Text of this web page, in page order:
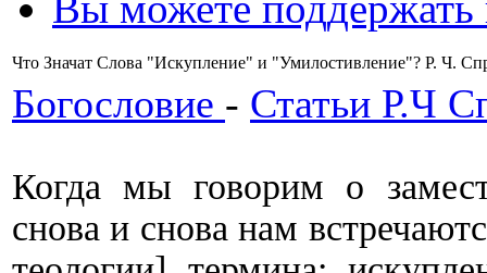
Что Значат Слова "Искупление" и "Умилостивление"? Р. Ч.
Богословие - Статьи Р.Ч
Когда мы говорим о
снова и снова нам